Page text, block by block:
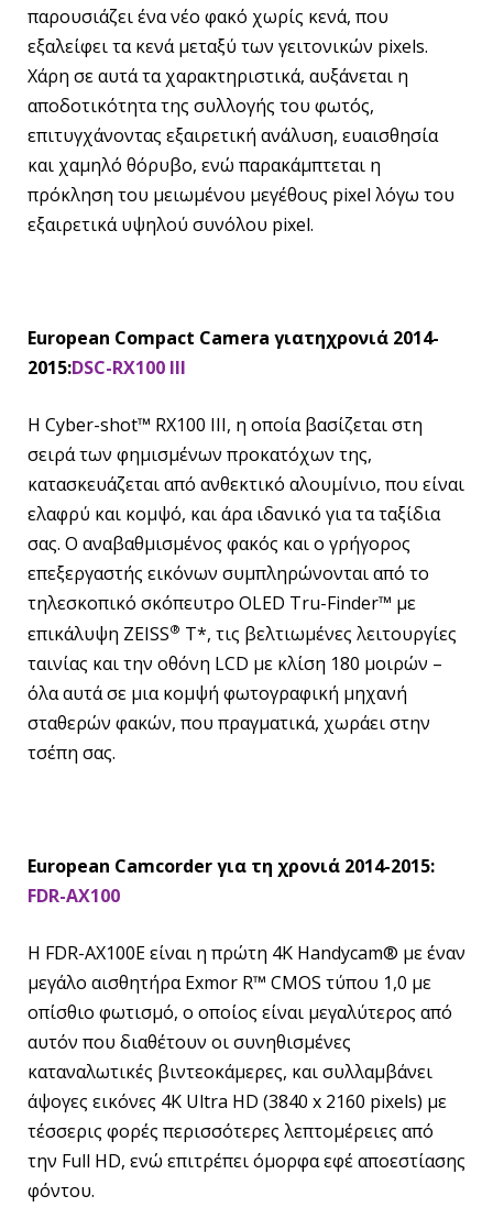
παρουσιάζει ένα νέο φακό χωρίς κενά, που
εξαλείφει τα κενά μεταξύ των γειτονικών pixels.
Χάρη σε αυτά τα χαρακτηριστικά, αυξάνεται η
αποδοτικότητα της συλλογής του φωτός,
επιτυγχάνοντας εξαιρετική ανάλυση, ευαισθησία
και χαμηλό θόρυβο, ενώ παρακάμπτεται η
πρόκληση του μειωμένου μεγέθους pixel λόγω του
εξαιρετικά υψηλού συνόλου pixel.
European Compact Camera γιατηχρονιά 2014-
2015:DSC-RX100 III
Η Cyber-shot™ RX100 III, η οποία βασίζεται στη
σειρά των φημισμένων προκατόχων της,
κατασκευάζεται από ανθεκτικό αλουμίνιο, που είναι
ελαφρύ και κομψό, και άρα ιδανικό για τα ταξίδια
σας. Ο αναβαθμισμένος φακός και ο γρήγορος
επεξεργαστής εικόνων συμπληρώνονται από το
τηλεσκοπικό σκόπευτρο OLED Tru-Finder™ με
επικάλυψη ZEISS® T*, τις βελτιωμένες λειτουργίες
ταινίας και την οθόνη LCD με κλίση 180 μοιρών –
όλα αυτά σε μια κομψή φωτογραφική μηχανή
σταθερών φακών, που πραγματικά, χωράει στην
τσέπη σας.
European Camcorder για τη χρονιά 2014-2015:
FDR-AX100
Η FDR-AX100E είναι η πρώτη 4K Handycam® με έναν
μεγάλο αισθητήρα Exmor R™ CMOS τύπου 1,0 με
οπίσθιο φωτισμό, ο οποίος είναι μεγαλύτερος από
αυτόν που διαθέτουν οι συνηθισμένες
καταναλωτικές βιντεοκάμερες, και συλλαμβάνει
άψογες εικόνες 4K Ultra HD (3840 x 2160 pixels) με
τέσσερις φορές περισσότερες λεπτομέρειες από
την Full HD, ενώ επιτρέπει όμορφα εφέ αποεστίασης
φόντου.